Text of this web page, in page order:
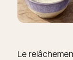
Le